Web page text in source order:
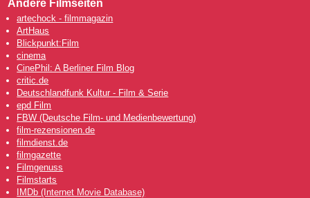
Andere Filmseiten
artechock - filmmagazin
ArtHaus
Blickpunkt:Film
cinema
CinePhil: A Berliner Film Blog
critic.de
Deutschlandfunk Kultur - Film & Serie
epd Film
FBW (Deutsche Film- und Medienbewertung)
film-rezensionen.de
filmdienst.de
filmgazette
Filmgenuss
Filmstarts
IMDb (Internet Movie Database)